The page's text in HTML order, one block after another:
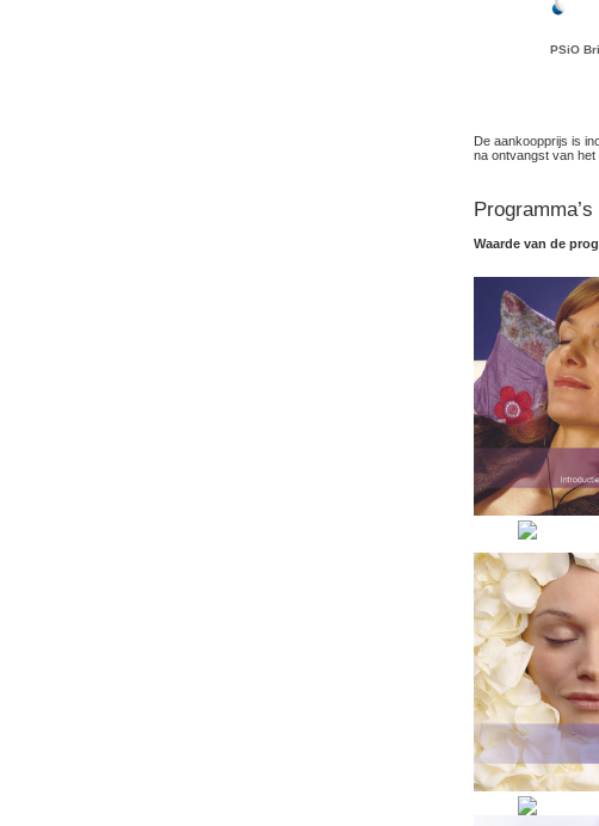
PSiO
De aankoopprijs is
na ontvangst van het
Waarde van de